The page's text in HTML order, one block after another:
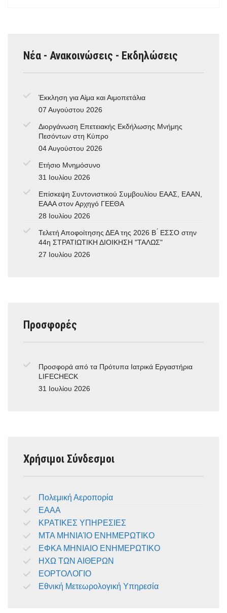
Νέα - Ανακοινώσεις - Εκδηλώσεις
Έκκληση για Αίμα και Αιμοπετάλια
07 Αυγούστου 2026
Διοργάνωση Επετειακής Εκδήλωσης Μνήμης
Πεσόντων στη Κύπρο
04 Αυγούστου 2026
Ετήσιο Μνημόσυνο
31 Ιουλίου 2026
Επίσκεψη Συντονιστικού Συμβουλίου ΕΑΑΣ, ΕΑΑΝ,
ΕΑΑΑ στον Αρχηγό ΓΕΕΘΑ
28 Ιουλίου 2026
Τελετή Αποφοίτησης ΔΕΑ της 2026 Β ́ ΕΣΣΟ στην
44η ΣΤΡΑΤΙΩΤΙΚΗ ΔΙΟΙΚΗΣΗ "ΤΑΛΩΣ"
27 Ιουλίου 2026
Προσφορές
Προσφορά από τα Πρότυπα Ιατρικά Εργαστήρια
LIFECHECK
31 Ιουλίου 2026
Χρήσιμοι Σύνδεσμοι
Πολεμική Αεροπορία
ΕΑΑΑ
ΚΡΑΤΙΚΕΣ ΥΠΗΡΕΣΙΕΣ
ΜΤΑ ΜΗΝΙΑΊΟ ΕΝΗΜΕΡΩΤΙΚΟ
ΕΦΚΑ ΜΗΝΙΑΙΟ ΕΝΗΜΕΡΩΤΙΚΟ
ΗΧΩ ΤΩΝ ΑΙΘΕΡΩΝ
ΕΟΡΤΟΛΟΓΙΟ
Εθνική Μετεωρολογική Υπηρεσία